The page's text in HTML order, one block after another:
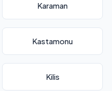
Karaman
Kastamonu
Kilis